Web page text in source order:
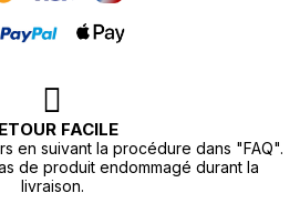
FACILE
en suivant la procédure dans "FAQ".
de produit endommagé durant la
livraison.